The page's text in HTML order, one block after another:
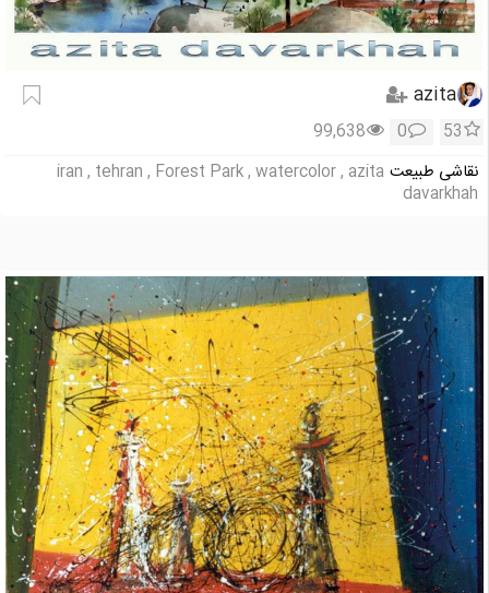
azita
53
0
99,638
نقاشی طبیعت iran , tehran , Forest Park , watercolor , azita
davarkhah